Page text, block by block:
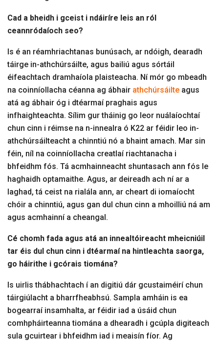
Cad a bheidh i gceist i ndáiríre leis an ról
ceannródaíoch seo?
Is é an réamhriachtanas bunúsach, ar ndóigh, dearadh
táirge in-athchúrsáilte, agus bailiú agus sórtáil
éifeachtach dramhaíola plaisteacha. Ní mór go mbeadh
na coinníollacha céanna ag ábhair athchúrsáilte agus
atá ag ábhair óg i dtéarmaí praghais agus
infhaighteachta. Sílim gur tháinig go leor nuálaíochtaí
chun cinn i réimse na n-innealra ó K22 ar féidir leo in-
athchúrsáilteacht a chinntiú nó a bhaint amach. Mar sin
féin, níl na coinníollacha creatlaí riachtanacha i
bhfeidhm fós. Tá acmhainneacht shuntasach ann fós le
haghaidh optamaithe. Agus, ar deireadh ach ní ar a
laghad, tá ceist na rialála ann, ar cheart di iomaíocht
chóir a chinntiú, agus gan dul chun cinn a mhoilliú ná am
agus acmhainní a cheangal.
Cé chomh fada agus atá an innealtóireacht mheicniúil
tar éis dul chun cinn i dtéarmaí na hintleachta saorga,
go háirithe i gcórais tiomána?
Is uirlis thábhachtach í an digitiú dár gcustaiméirí chun
táirgiúlacht a bharrfheabhsú. Sampla amháin is ea
bogearraí insamhalta, ar féidir iad a úsáid chun
comhpháirteanna tiomána a dhearadh i gcúpla digiteach
sula gcuirtear i bhfeidhm iad i meaisín fíor. Ag